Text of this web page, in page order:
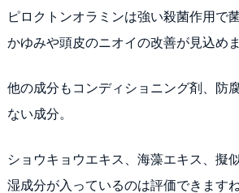
ピロクトンオラミンは強い殺菌作用で
かゆみや頭皮のニオイの改善が見込めま
他の成分もコンディショニング剤、防
ない成分。
ショウキョウエキス、海藻エキス、擬
湿成分が入っているのは評価できますね